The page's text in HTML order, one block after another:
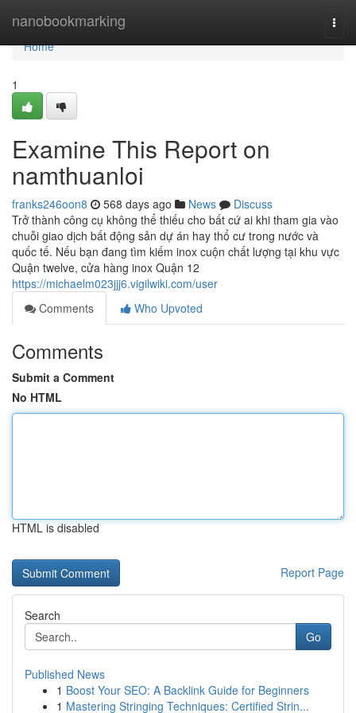
nanobookmarking
Home
Home
1
Examine This Report on
namthuanloi
franks246oon8 568 days ago News
Discuss
Trở thành công cụ không thể thiếu cho bất cứ ai khi tham gia vào
chuỗi giao dịch bất động sản dự án hay thổ cư trong nước và
quốc tế. Nếu bạn đang tìm kiếm inox cuộn chất lượng tại khu vực
Quận twelve, cửa hàng inox Quận 12
https://michaelm023jjj6.vigilwiki.com/user
Comments
Who Upvoted
Comments
Submit a Comment
No HTML
HTML is disabled
Report Page
Search
Go
Published News
1 Boost Your SEO: A Backlink Guide for Beginners
1 Mastering Stringing Techniques: Certified Strin...